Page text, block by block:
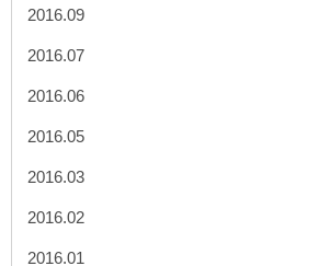
2016.09
2016.07
2016.06
2016.05
2016.03
2016.02
2016.01